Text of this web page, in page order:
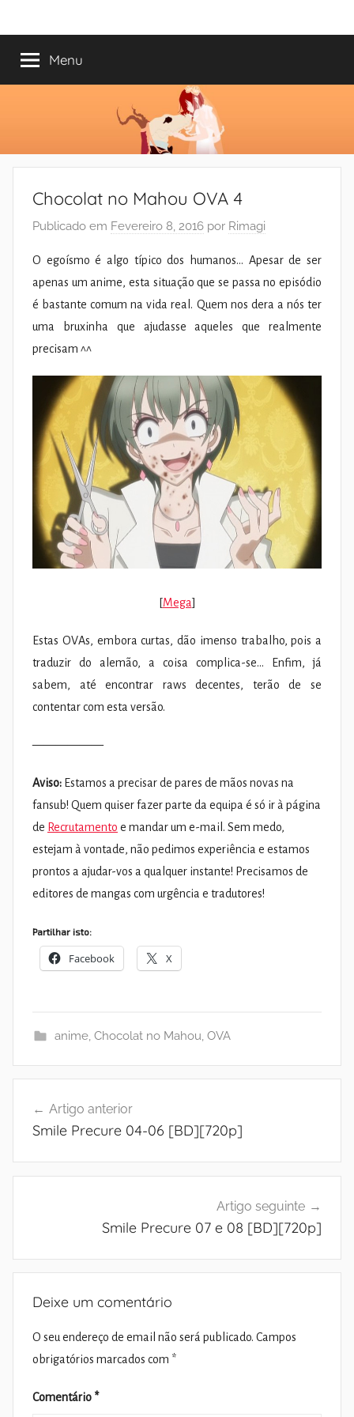
paraMundo
do
anos
a
romances
Menu
Chocolat no Mahou OVA 4
Publicado em Fevereiro 8, 2016 por Rimagi
O egoísmo é algo típico dos humanos… Apesar de ser
apenas um anime, esta situação que se passa no episódio
é bastante comum na vida real. Quem nos dera a nós ter
uma bruxinha que ajudasse aqueles que realmente
precisam ^^
[Mega]
Estas OVAs, embora curtas, dão imenso trabalho, pois a
traduzir do alemão, a coisa complica-se… Enfim, já
sabem, até encontrar raws decentes, terão de se
contentar com esta versão.
——————
Aviso: Estamos a precisar de pares de mãos novas na
fansub! Quem quiser fazer parte da equipa é só ir à página
de Recrutamento e mandar um e-mail. Sem medo,
estejam à vontade, não pedimos experiência e estamos
prontos a ajudar-vos a qualquer instante! Precisamos de
editores de mangas com urgência e tradutores!
Partilhar isto:
Facebook X
anime, Chocolat no Mahou, OVA
de
Artigo anterior
Smile Precure 04-06 [BD][720p]
Artigo seguinte
Smile Precure 07 e 08 [BD][720p]
Deixe um comentário
O seu endereço de email não será publicado. Campos
obrigatórios marcados com *
Comentário *